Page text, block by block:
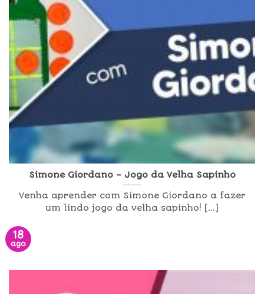
Simone Giordano – Jogo da Velha Sapinho
Venha aprender com Simone Giordano a fazer
um lindo jogo da velha sapinho! [...]
18
ago